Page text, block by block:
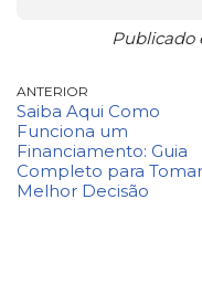
Publicado
ANTERIOR
Saiba Aqui Como
Funciona um
Financiamento: Guia
Completo para
Melhor Decisão